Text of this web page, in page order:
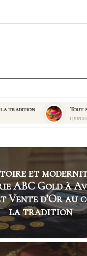
Tout savoir sur les
et
ABC Gold à
Vente d’Or au
la tradition